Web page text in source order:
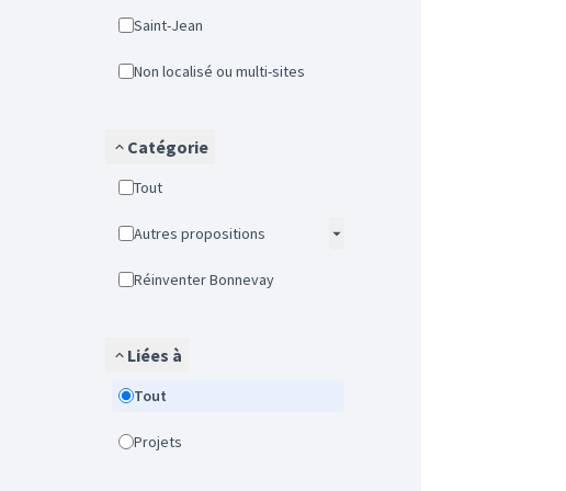
Saint-Jean
Non localisé ou multi-sites
Catégorie
Tout
Autres propositions
Réinventer Bonnevay
Liées à
Tout
Projets